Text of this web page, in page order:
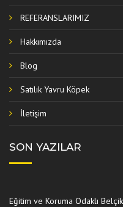
REFERANSLARIMIZ
Hakkımızda
Blog
Satılık Yavru Köpek
İletişim
SON YAZILAR
Eğitim ve Koruma Odaklı